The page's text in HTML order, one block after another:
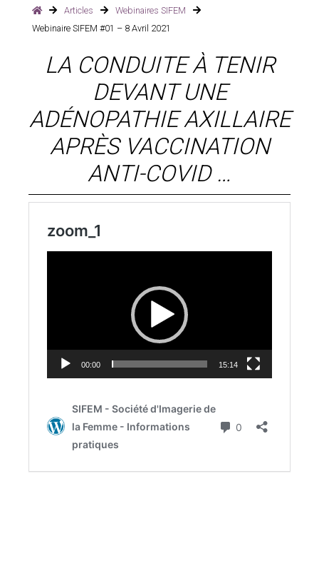
Agenda
Congrès SIFEM
Webinaires SIFEM
Comptes-rendus Standardisés
Sifem junior
News – Actus
Bourse de recherche SIFEM
Bourses SIFEM Junior – Congrès
internationaux
Cas cliniques : pelvis
Coin du DES
Adhérez à la SIFEM
Revue « Imagerie de la Femme »
Articles
Webinaires SIFEM
Webinaire SIFEM #01 – 8 Avril 2021
LA CONDUITE À TENIR
DEVANT UNE
ADÉNOPATHIE AXILLAIRE
APRÈS VACCINATION
ANTI-COVID …